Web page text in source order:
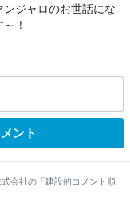
ンジャロのお世話にな
！
ント
会社の「建設的コメント順